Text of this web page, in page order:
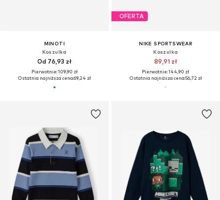
MINOTI
Koszulka
Od 76,93 zł
Pierwotnie: 109,90 zł
Ostatnia najniższa cena:69,24 zł
OFERTA
NIKE SPORTSWEAR
Koszulka
89,91 zł
Pierwotnie: 144,90 zł
Ostatnia najniższa cena:56,72 zł